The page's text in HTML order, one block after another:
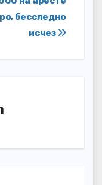
бесследно
исчез